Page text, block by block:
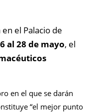
en el Palacio de
al 28 de mayo, el
en el que se darán
“el mejor punto